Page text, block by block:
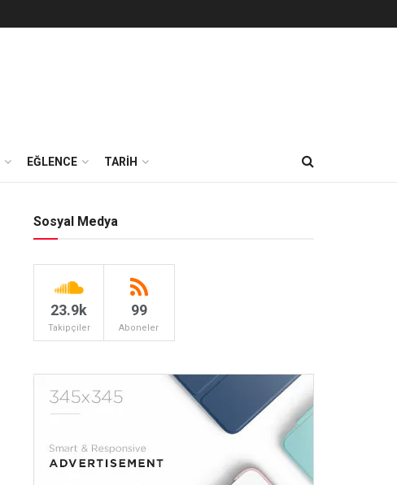
EĞLENCE TARİH
Sosyal Medya
23.9k
Takipçiler
99
Aboneler